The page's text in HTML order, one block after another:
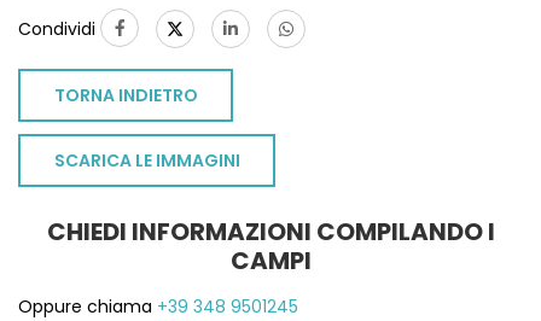
Condividi
TORNA INDIETRO
SCARICA LE IMMAGINI
CHIEDI INFORMAZIONI COMPILANDO I
CAMPI
Oppure chiama +39 348 9501245